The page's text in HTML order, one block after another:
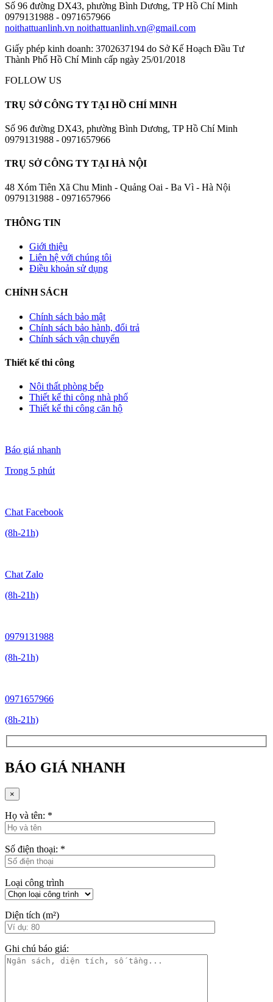
Số 96 đường DX43, phường Bình Dương, TP Hồ Chí Minh
0979131988 - 0971657966
noithattuanlinh.vn noithattuanlinh.vn@gmail.com
Giấy phép kinh doanh: 3702637194 do Sở Kế Hoạch Đầu Tư
Thành Phố Hồ Chí Minh cấp ngày 25/01/2018
FOLLOW US
TRỤ SỞ CÔNG TY TẠI HỒ CHÍ MINH
Số 96 đường DX43, phường Bình Dương, TP Hồ Chí Minh
0979131988 - 0971657966
TRỤ SỞ CÔNG TY TẠI HÀ NỘI
48 Xóm Tiên Xã Chu Minh - Quảng Oai - Ba Vì - Hà Nội
0979131988 - 0971657966
THÔNG TIN
Giới thiệu
Liên hệ với chúng tôi
Điều khoản sử dụng
CHÍNH SÁCH
Chính sách bảo mật
Chính sách bảo hành, đổi trả
Chính sách vận chuyển
Thiết kế thi công
Nội thất phòng bếp
Thiết kế thi công nhà phố
Thiết kế thi công căn hộ
Báo giá nhanh
Trong 5 phút
Chat Facebook
(8h-21h)
Chat Zalo
(8h-21h)
0979131988
(8h-21h)
0971657966
(8h-21h)
BÁO GIÁ NHANH
×
Họ và tên: *
Số điện thoại: *
Loại công trình
Diện tích (m²)
Ghi chú báo giá: